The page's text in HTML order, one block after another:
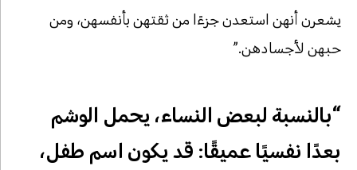
يشعرن أنهن استعدن جزءًا من ثقتهن بأنفسهن، ومن
حبهن لأجسادهن.”
“بالنسبة لبعض النساء، يحمل الوشم
بعدًا نفسيًا عميقًا: قد يكون اسم طفل،